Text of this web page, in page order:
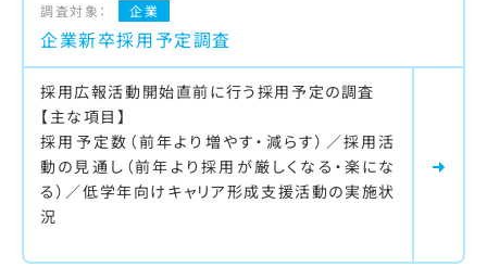
調査対象：
企業
企業新卒採用予定調査
採用広報活動開始直前に行う採用予定の調査
【主な項目】
採用予定数（前年より増やす・減らす）／採用活
動の見通し（前年より採用が厳しくなる・楽にな
る）／低学年向けキャリア形成支援活動の実施状
況